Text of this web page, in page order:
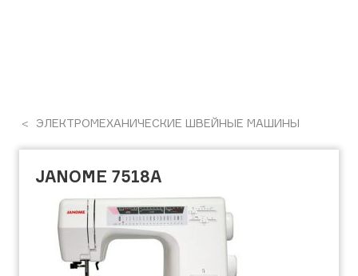
ЭЛЕКТРОМЕХАНИЧЕСКИЕ ШВЕЙНЫЕ МАШИНЫ
JANOME 7518A